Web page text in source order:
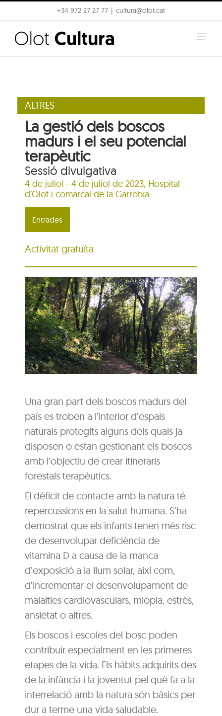
to
content
+34 972 27 27 77 cultura@olot.cat
ALTRES
La gestió dels boscos
madurs i el seu potencial
terapèutic
Sessió divulgativa
4 de juliol - 4 de juliol de 2023, Hospital
d’Olot i comarcal de la Garrotxa
Entrades
Activitat gratuïta
Una gran part dels boscos madurs del
país es troben a l’interior d’espais
naturals protegits alguns dels quals ja
disposen o estan gestionant els boscos
amb l’objectiu de crear itineraris
forestals terapèutics.
El dèficit de contacte amb la natura té
repercussions en la salut humana. S’ha
demostrat que els infants tenen més risc
de desenvolupar deficiència de
vitamina D a causa de la manca
d’exposició a la llum solar, així com,
d’incrementar el desenvolupament de
malalties cardiovasculars, miopia, estrès,
ansietat o altres.
Els boscos i escoles del bosc poden
contribuir especialment en les primeres
etapes de la vida. Els hàbits adquirits des
de la infància i la joventut pel què fa a la
interrelació amb la natura són bàsics per
dur a terme una vida saludable.